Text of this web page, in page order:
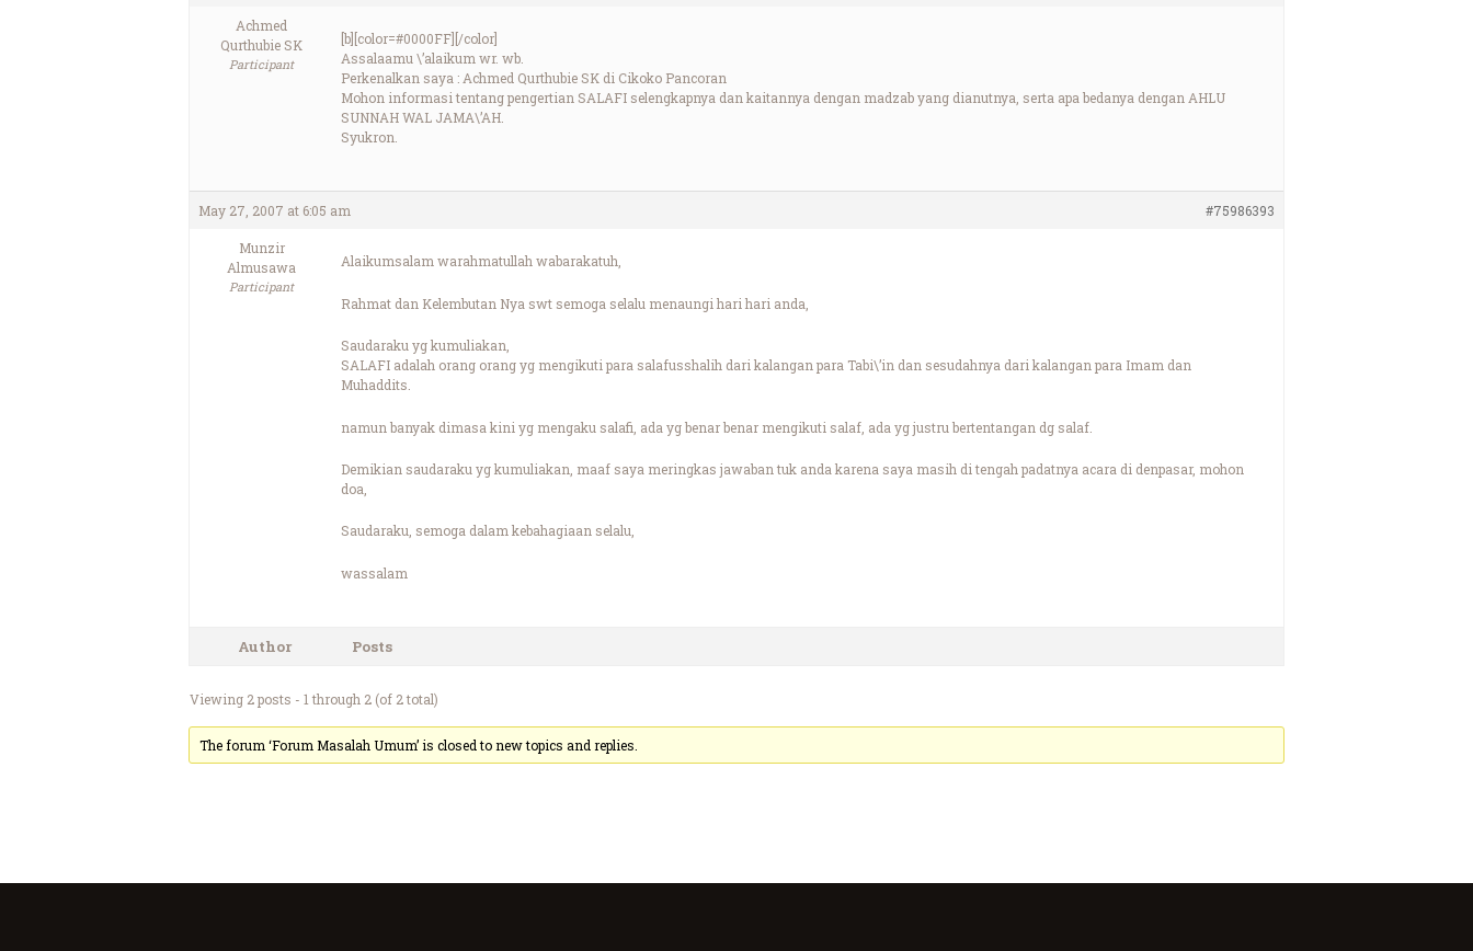
Achmed
Qurthubie SK
Participant
[b][color=#0000FF][/color]
Assalaamu \’alaikum wr. wb.
Perkenalkan saya : Achmed Qurthubie SK di Cikoko Pancoran
Mohon informasi tentang pengertian SALAFI selengkapnya dan kaitannya dengan madzab yang dianutnya, serta apa bedanya dengan AHLU
SUNNAH WAL JAMA\’AH.
Syukron.
May 27, 2007 at 6:05 am #75986393
Munzir
Almusawa
Participant
Alaikumsalam warahmatullah wabarakatuh,
Rahmat dan Kelembutan Nya swt semoga selalu menaungi hari hari anda,
Saudaraku yg kumuliakan,
SALAFI adalah orang orang yg mengikuti para salafusshalih dari kalangan para Tabi\’in dan sesudahnya dari kalangan para Imam dan
Muhaddits.
namun banyak dimasa kini yg mengaku salafi, ada yg benar benar mengikuti salaf, ada yg justru bertentangan dg salaf.
Demikian saudaraku yg kumuliakan, maaf saya meringkas jawaban tuk anda karena saya masih di tengah padatnya acara di denpasar, mohon
doa,
Saudaraku, semoga dalam kebahagiaan selalu,
wassalam
Author Posts
Viewing 2 posts - 1 through 2 (of 2 total)
The forum ‘Forum Masalah Umum’ is closed to new topics and replies.